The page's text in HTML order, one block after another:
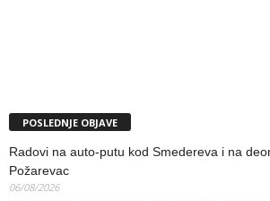
POSLEDNJE OBJAVE
Radovi na auto-putu kod Smedereva i na
Požarevac
06/08/2026